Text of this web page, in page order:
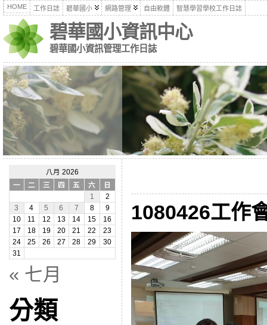
HOME 工作日誌 碧華國小 網路管理 自由軟體 智慧學習學校工作日誌
碧華國小資訊中心
碧華國小資訊管理工作日誌
八月 2026
一
二 三 四 五 六
日
1
2
3
4 5 6 7 8
9
10
11 12 13 14 15
16
17
18 19 20 21 22
23
24
25 26 27 28 29
30
31
« 七月
分類
1080426工作